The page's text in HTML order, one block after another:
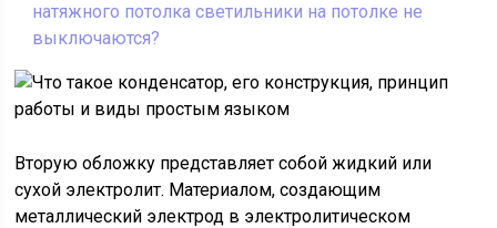
натяжного потолка светильники на потолке не
выключаются?
Вторую обложку представляет собой жидкий или
сухой электролит. Материалом, создающим
металлический электрод в электролитическом